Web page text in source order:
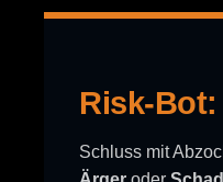
Risk-
Schluss mit